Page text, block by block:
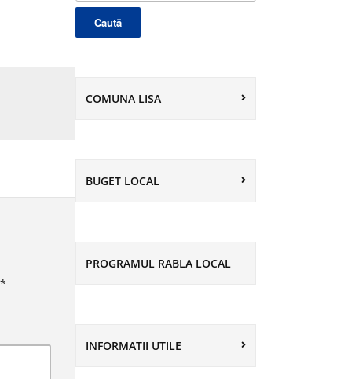
*
COMUNA LISA
BUGET LOCAL
PROGRAMUL RABLA LOCAL
INFORMATII UTILE